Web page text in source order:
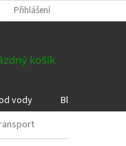
Přihlášení
košík
vody Blog